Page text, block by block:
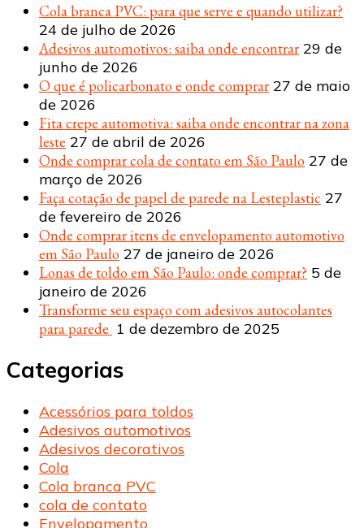
Cola branca PVC: para que serve e quando utilizar?
24 de julho de 2026
Adesivos automotivos: saiba onde encontrar 29 de
junho de 2026
O que é policarbonato e onde comprar 27 de maio
de 2026
Fita crepe automotiva: saiba onde encontrar na zona
leste 27 de abril de 2026
Onde comprar cola de contato em São Paulo 27 de
março de 2026
Faça cotação de papel de parede na Lesteplastic 27
de fevereiro de 2026
Onde comprar itens de envelopamento automotivo
em São Paulo 27 de janeiro de 2026
Lonas de toldo em São Paulo: onde comprar? 5 de
janeiro de 2026
Transforme seu espaço com adesivos autocolantes
para parede 1 de dezembro de 2025
Categorias
Acessórios para toldos
Adesivos automotivos
Adesivos decorativos
Cola
Cola branca PVC
cola de contato
Envelopamento